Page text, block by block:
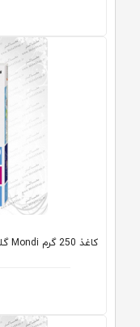
کاغذ 250 گرم Mondi گلاسه لیزر 125 برگی A3